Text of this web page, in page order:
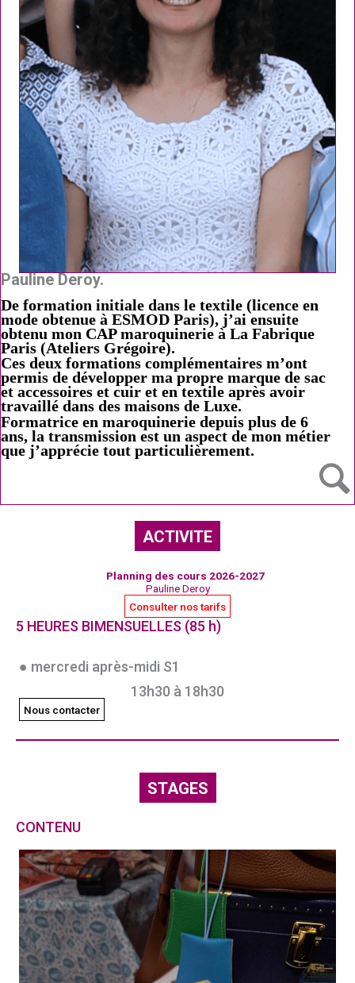
Pauline Deroy.
De formation initiale dans le textile (licence en
mode obtenue à ESMOD Paris), j’ai ensuite
obtenu mon CAP maroquinerie à La Fabrique
Paris (Ateliers Grégoire).
Ces deux formations complémentaires m’ont
permis de développer ma propre marque de sac
et accessoires et cuir et en textile après avoir
travaillé dans des maisons de Luxe.
Formatrice en maroquinerie depuis plus de 6
ans, la transmission est un aspect de mon métier
que j’apprécie tout particulièrement.
ACTIVITE
Planning des cours 2026-2027
Consulter nos tarifs
5 HEURES BIMENSUELLES (85 h)
● mercredi après-midi S1
13h30 à 18h30